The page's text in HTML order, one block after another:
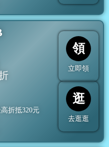
折抵320元
領
立即領
逛
去逛逛